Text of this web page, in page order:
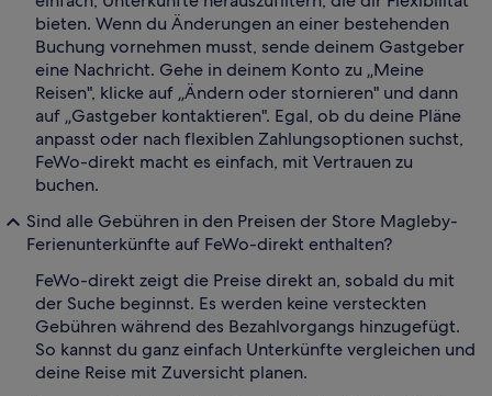
bieten. Wenn du Änderungen an einer bestehenden
Buchung vornehmen musst, sende deinem Gastgeber
eine Nachricht. Gehe in deinem Konto zu „Meine
Reisen", klicke auf „Ändern oder stornieren" und dann
auf „Gastgeber kontaktieren". Egal, ob du deine Pläne
anpasst oder nach flexiblen Zahlungsoptionen suchst,
FeWo-direkt macht es einfach, mit Vertrauen zu
buchen.
Sind alle Gebühren in den Preisen der Store Magleby-
Ferienunterkünfte auf FeWo-direkt enthalten?
FeWo-direkt zeigt die Preise direkt an, sobald du mit
der Suche beginnst. Es werden keine versteckten
Gebühren während des Bezahlvorgangs hinzugefügt.
So kannst du ganz einfach Unterkünfte vergleichen und
deine Reise mit Zuversicht planen.